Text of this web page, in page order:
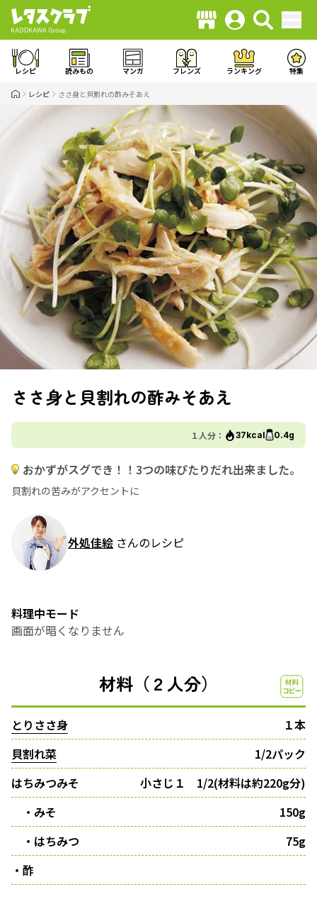
レシピ 読みもの マンガ フレンズ ランキング 特集
レシピ ささ身と貝割れの酢みそあえ
ささ身と貝割れの酢みそあえ
１人分： 37kcal 0.4g
おかずがスグでき！！3つの味ぴたりだれ出来ました。
貝割れの苦みがアクセントに
外処佳絵 さんのレシピ
料理中モード
画面が暗くなりません
材料（２人分）
とりささ身
１本
貝割れ菜
1/2パック
はちみつみそ
小さじ１ 1/2(材料は約220g分)
・みそ
150g
・はちみつ
75g
・酢